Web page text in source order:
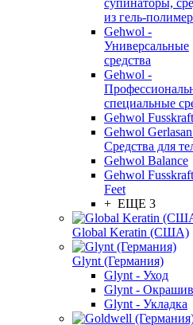
супинаторы,
из гель-
Gehwol -
Универсальные
средства
Gehwol -
специальные
Gehwol Fusskraft
Gehwol
Средства для
Gehwol Balance
Gehwol
Feet
+ ЕЩЕ 3
Global Keratin (США)
Glynt (Германия)
Glynt - Уход
Glynt -
Glynt - Укладка